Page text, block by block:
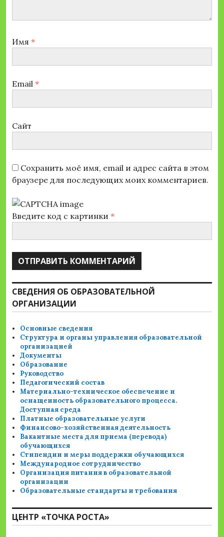
Имя *
Email *
Сайт
Сохранить моё имя, email и адрес сайта в этом
браузере для последующих моих комментариев.
Введите код с картинки *
СВЕДЕНИЯ ОБ ОБРАЗОВАТЕЛЬНОЙ
ОРГАНИЗАЦИИ
Основные сведения
Структура и органы управления образовательной
организацией
Документы
Образование
Руководство
Педагогический состав
Материально-техническое обеспечение и
оснащенность образовательного процесса.
Доступная среда
Платные образовательные услуги
Финансово-хозяйственная деятельность
Вакантные места для приема (перевода)
обучающихся
Стипендии и меры поддержки обучающихся
Международное сотрудничество
Организация питания в образовательной
организации
Образовательные стандарты и требования
ЦЕНТР «ТОЧКА РОСТА»